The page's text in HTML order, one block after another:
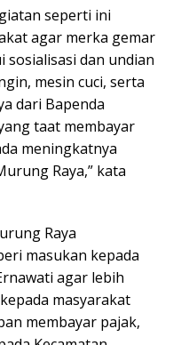
seperti ini
agar merka gemar
sosialisasi dan undian
mesin cuci, serta
dari Bapenda
taat membayar
meningkatnya
Raya,” kata
Raya
masukan kepada
agar lebih
masyarakat
membayar pajak,